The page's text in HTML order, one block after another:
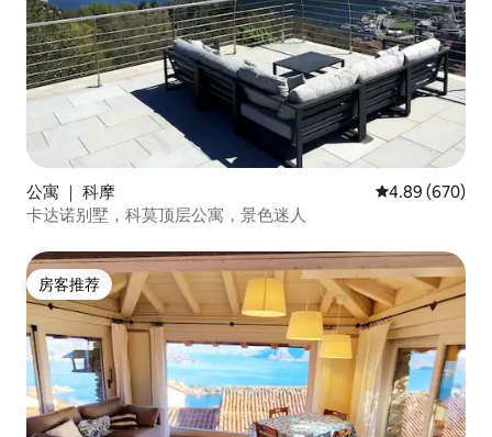
公寓 ｜ 科摩 平均评分 4.89
4.89 (670)
卡达诺别墅，科莫顶层公寓，景色迷人
房客推荐
房客推荐